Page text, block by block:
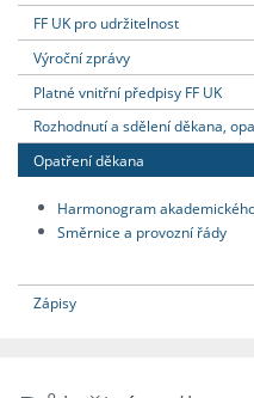
FF UK pro udržitelnost
Výroční zprávy
Platné vnitřní předpisy FF UK
Rozhodnutí a sdělení děkana,
Opatření děkana
Harmonogram
Směrnice a provozní řády
Zápisy